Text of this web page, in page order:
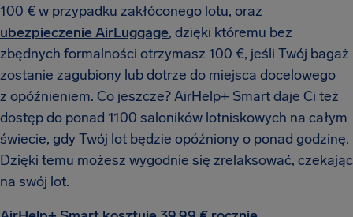
100 € w przypadku zakłóconego lotu, oraz
ubezpieczenie AirLuggage, dzięki któremu bez
zbędnych formalności otrzymasz 100 €, jeśli Twój bagaż
zostanie zagubiony lub dotrze do miejsca docelowego
z opóźnieniem. Co jeszcze? AirHelp+ Smart daje Ci też
dostęp do ponad 1100 saloników lotniskowych na całym
świecie, gdy Twój lot będzie opóźniony o ponad godzinę.
Dzięki temu możesz wygodnie się zrelaksować, czekając
na swój lot.